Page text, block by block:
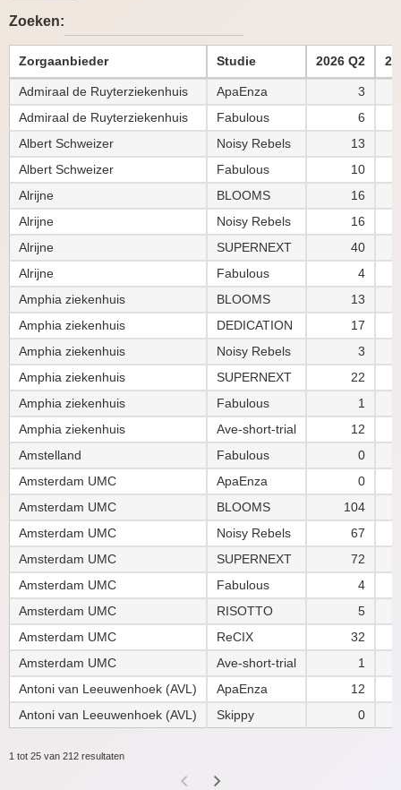
Zoeken:
Zorgaanbieder Studie 2026 Q2
Admiraal de Ruyterziekenhuis ApaEnza
3
Admiraal de Ruyterziekenhuis
Fabulous
6
Albert Schweizer
Noisy Rebels
13
Albert Schweizer
Fabulous
10
Alrijne
BLOOMS
16
Alrijne
Noisy Rebels
16
Alrijne
SUPERNEXT
40
Alrijne
Fabulous
4
Amphia ziekenhuis
BLOOMS
13
Amphia ziekenhuis
DEDICATION
17
Amphia ziekenhuis
Noisy Rebels
3
Amphia ziekenhuis
SUPERNEXT
22
Amphia ziekenhuis
Fabulous
1
Amphia ziekenhuis
Ave-short-trial
12
Amstelland
Fabulous
0
Amsterdam UMC
ApaEnza
0
Amsterdam UMC
BLOOMS
104
Amsterdam UMC
Noisy Rebels
67
Amsterdam UMC
SUPERNEXT
72
Amsterdam UMC
Fabulous
4
Amsterdam UMC
RISOTTO
5
Amsterdam UMC
ReCIX
32
Amsterdam UMC
Ave-short-trial
1
Antoni van Leeuwenhoek (AVL)
ApaEnza
12
Antoni van Leeuwenhoek (AVL)
Skippy 0
1 tot 25 van 212 resultaten